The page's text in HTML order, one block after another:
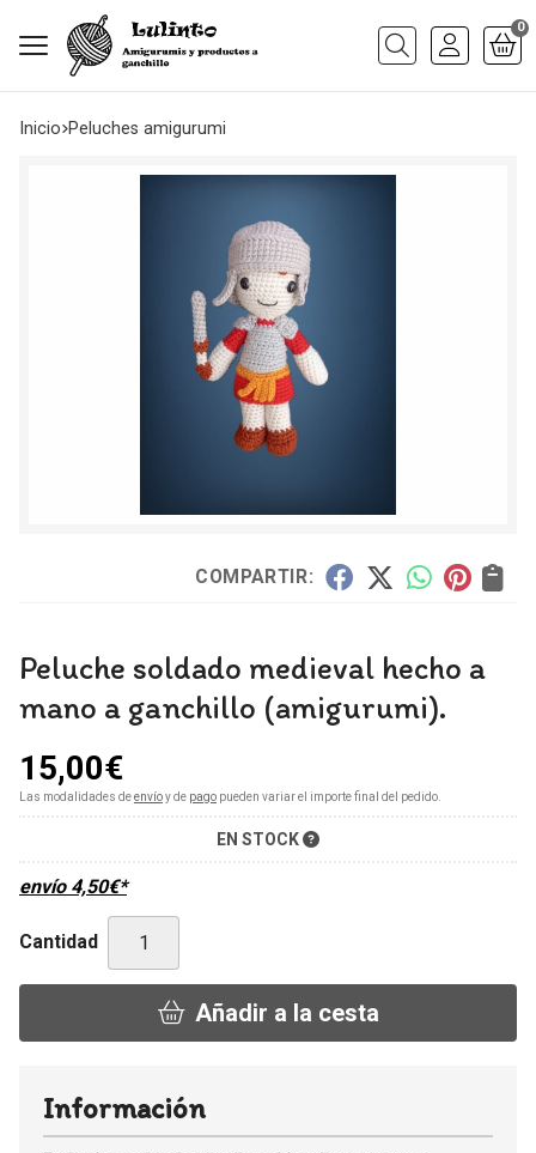
Buscar
0
Inicio peluches amigurumi
COMPARTIR:
Peluche soldado medieval hecho a
mano a ganchillo (amigurumi).
15,00€
Las modalidades deenvíoy de pago pueden variar el importe final del pedido.
EN STOCK
envío 4,50€*
Cantidad
Añadir a la cesta
Información